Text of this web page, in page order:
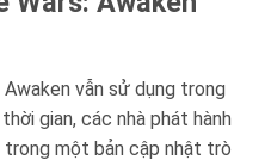
vẫn sử dụng trong
gian, các nhà phát hành
trong một bản cập nhật trò